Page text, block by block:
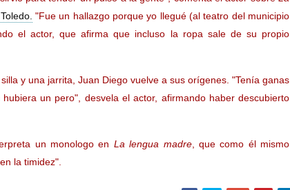
"Fue un hallazgo porque yo llegué (al teatro del municipio
el actor, que afirma que incluso la ropa sale de su propio
y una jarrita, Juan Diego vuelve a sus orígenes. "Tenía ganas
un pero", desvela el actor, afirmando haber descubierto
un monologo en La lengua madre, que como él mismo
la timidez".